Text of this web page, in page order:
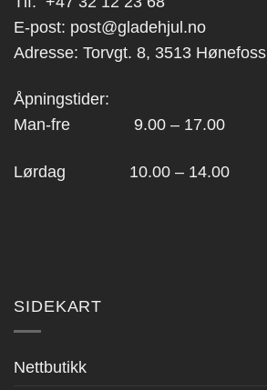
E-post: post@gladehjul.no
Adresse: Torvgt. 8, 3513 Hønefoss
Åpningstider:
Man-fre 9.00 – 17.00
Lørdag 10.00 – 14.00
SIDEKART
Nettbutikk